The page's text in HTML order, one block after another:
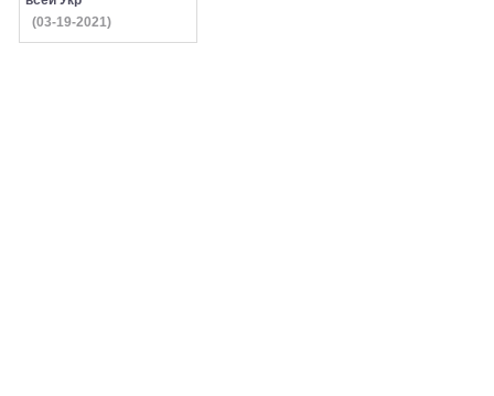
(03-19-2021)